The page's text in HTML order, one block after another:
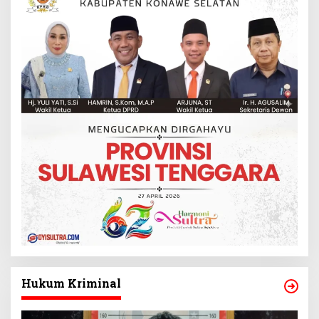
Hukum Kriminal